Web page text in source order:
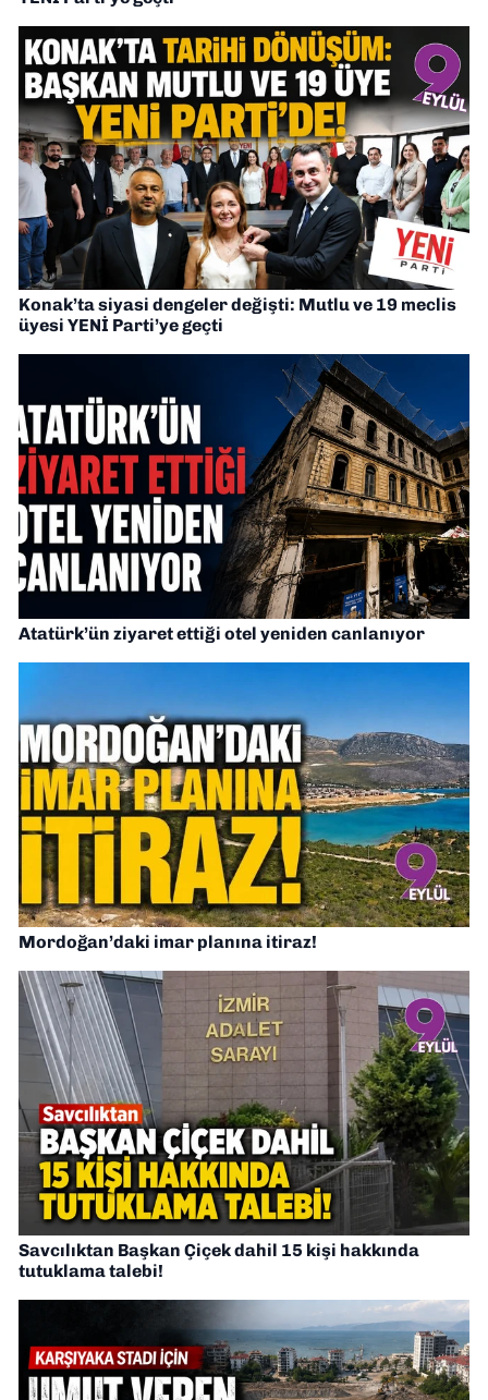
Konak’ta siyasi dengeler değişti: Mutlu ve 19 meclis
üyesi YENİ Parti’ye geçti
Atatürk’ün ziyaret ettiği otel yeniden canlanıyor
Mordoğan’daki imar planına itiraz!
Savcılıktan Başkan Çiçek dahil 15 kişi hakkında
tutuklama talebi!